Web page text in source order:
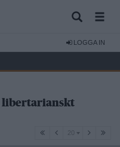
LOGGA IN
libertarianskt